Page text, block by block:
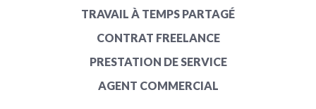
TRAVAIL À TEMPS PARTAGÉ
CONTRAT FREELANCE
PRESTATION DE SERVICE
AGENT COMMERCIAL